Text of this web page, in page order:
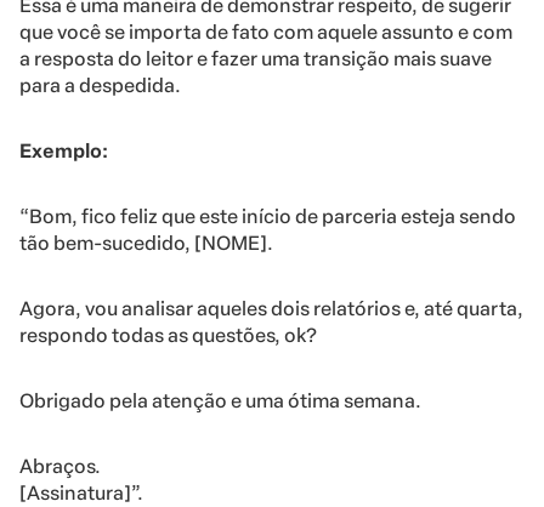
Essa é uma maneira de demonstrar respeito, de sugerir
que você se importa de fato com aquele assunto e com
a resposta do leitor e fazer uma transição mais suave
para a despedida.
Exemplo:
“Bom, fico feliz que este início de parceria esteja sendo
tão bem-sucedido, [NOME].
Agora, vou analisar aqueles dois relatórios e, até quarta,
respondo todas as questões, ok?
Obrigado pela atenção e uma ótima semana.
Abraços.
[Assinatura]”.